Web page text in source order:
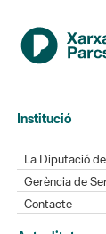
Institució
La Diputació
Gerència de
Contacte